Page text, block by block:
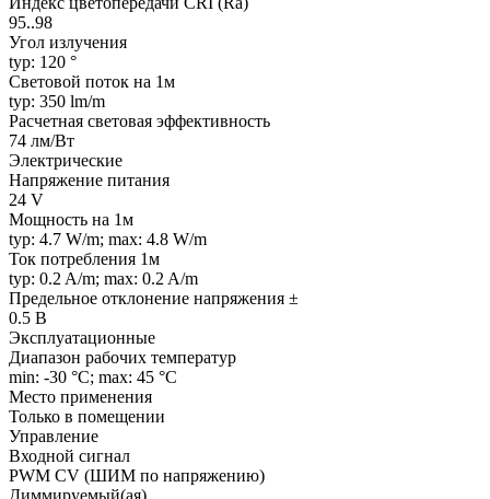
95..98
Угол излучения
typ: 120 °
Световой поток на 1м
typ: 350 lm/m
Расчетная световая эффективность
74 лм/Вт
Электрические
Напряжение питания
24 V
Мощность на 1м
typ: 4.7 W/m; max: 4.8 W/m
Ток потребления 1м
typ: 0.2 A/m; max: 0.2 A/m
Предельное отклонение напряжения ±
0.5 В
Эксплуатационные
Диапазон рабочих температур
min: -30 °C; max: 45 °C
Место применения
Только в помещении
Управление
Входной сигнал
PWM СV (ШИМ по напряжению)
Диммируемый(ая)